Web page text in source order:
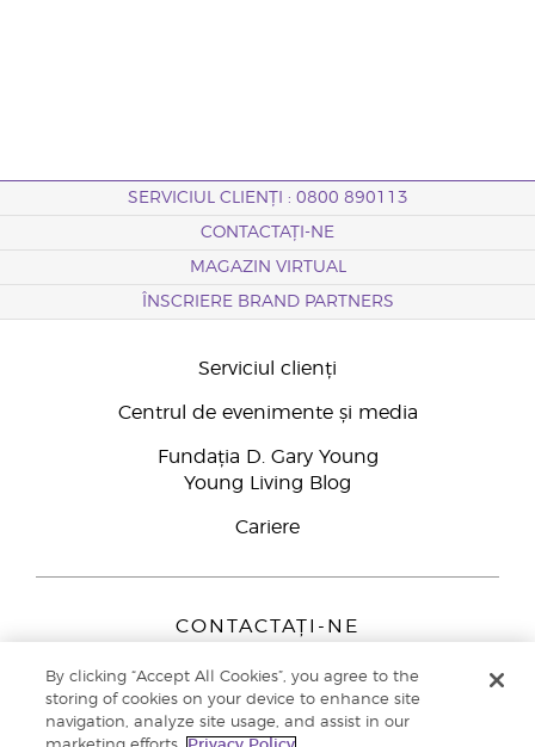
SERVICIUL CLIENȚI : 0800 890113
CONTACTAȚI-NE
MAGAZIN VIRTUAL
ÎNSCRIERE BRAND PARTNERS
Serviciul clienți
Centrul de evenimente și media
Fundația D. Gary Young
Young Living Blog
Cariere
CONTACTAȚI-NE
Peizerweg 97
9727 AJ Groningen
Netherlands
By clicking “Accept All Cookies”, you agree to the
storing of cookies on your device to enhance site
navigation, analyze site usage, and assist in our